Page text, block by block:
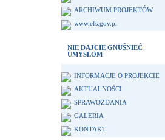
ARCHIWUM PROJEKTÓW
www.efs.gov.pl
NIE DAJCIE GNUŚNIEĆ
UMYSŁOM
INFORMACJE O PROJEKCIE
AKTUALNOŚCI
SPRAWOZDANIA
GALERIA
KONTAKT